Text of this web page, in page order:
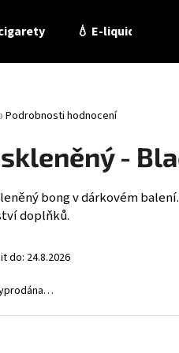
💧 E-liquidy
Podrobnosti hodnocení
-
bong v dárkovém
doplňků.
do: 24.8.2026